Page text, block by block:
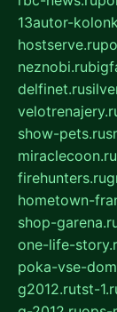
13autor-
hostserve.ru
neznobi.ru
delfinet.ru
show-pets.ru
miraclecoon.ru
firehunters.ru
hometown-
shop-
one-life-
poka-vse-
g2012.rutst-